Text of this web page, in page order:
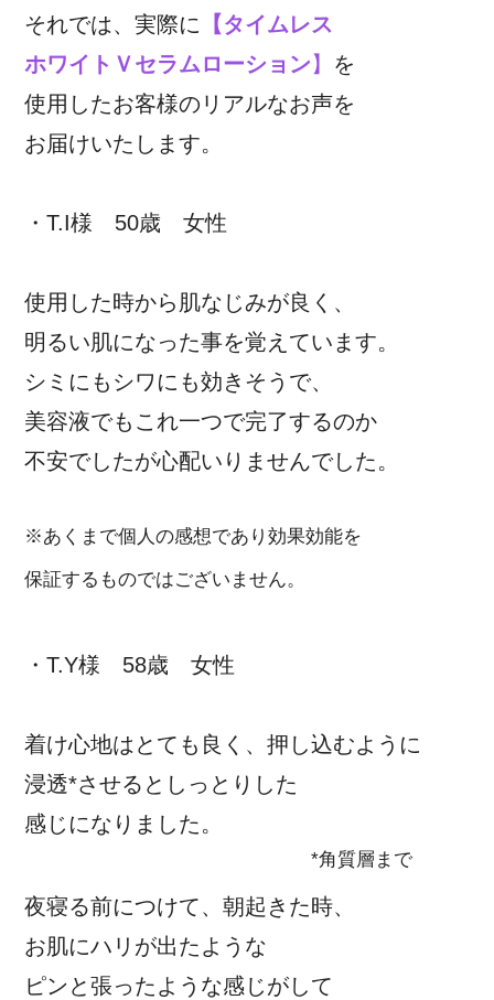
それでは、実際に
【タイムレス
ホワイトＶセラムローション】 を
使用したお客様のリアルなお声を
お届けいたします。
・T.I様 50歳 女性
使用した時から肌なじみが良く、
明るい肌になった事を覚えています。
シミにもシワにも効きそうで、
美容液でもこれ一つで完了するのか
不安でしたが心配いりませんでした。
※あくまで個人の感想であり効果効能を
保証するものではございません。
・T.Y様 58歳 女性
着け心地はとても良く、押し込むように
浸透*させるとしっとりした
感じになりました。
*角質層まで
夜寝る前につけて、朝起きた時、
お肌にハリが出たような
ピンと張ったような感じがして